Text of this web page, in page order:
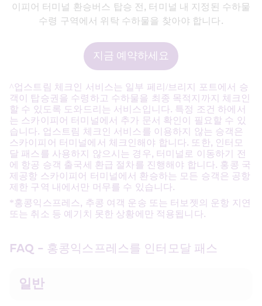
이피어 터미널 환승버스 탑승 전, 터미널 내 지정된 수하물
수령 구역에서 위탁 수하물을 찾아야 합니다.
지금 예약하세요
^업스트림 체크인 서비스는 일부 페리/브리지 포트에서 승
객이 탑승권을 수령하고 수하물을 최종 목적지까지 체크인
할 수 있도록 도와드리는 서비스입니다. 특정 조건 하에서
는 스카이피어 터미널에서 추가 문서 확인이 필요할 수 있
습니다. 업스트림 체크인 서비스를 이용하지 않는 승객은
스카이피어 터미널에서 체크인해야 합니다. 또한, 인터모
달 패스를 사용하지 않으시는 경우, 터미널로 이동하기 전
에 항공 승객 출국세 환급 절차를 진행해야 합니다. 홍콩 국
제공항 스카이피어 터미널에서 환승하는 모든 승객은 공항
제한 구역 내에서만 머무를 수 있습니다.
*홍콩익스프레스, 추콩 여객 운송 또는 터보젯의 운항 지연
또는 취소 등 예기치 못한 상황에만 적용됩니다.
FAQ - 홍콩익스프레스를 인터모달 패스
일반